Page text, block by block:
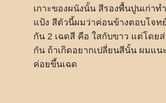
เกาะของผนังนั้น สีรองพื้นปูนเก่า
แป้ง สีตัวนี้ผมว่าค่อนข้างตอบโจท
กัน 2 เฉดสี คือ ใสกับขาว แต่โดย
กัน ถ้าเกิดอยากเปลี่ยนสีนั้น ผมแน
ค่อยขึ้นเฉด